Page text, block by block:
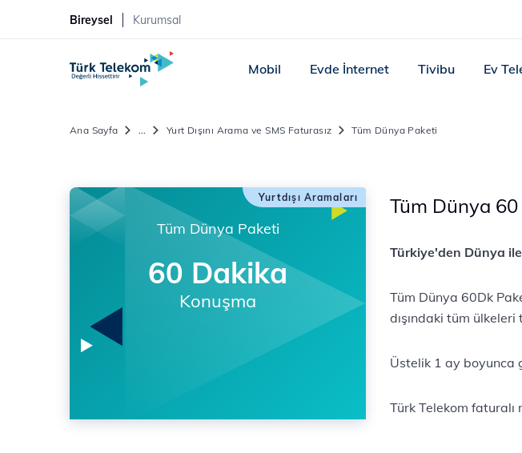
Bireysel Kurumsal
Mobil Evde İnternet Tivibu Ev
Ana Sayfa ... Yurt Dışını Arama ve SMS Faturasız Tüm Dünya Paketi
Yurtdışı Aramaları
Tüm Dünya Paketi
60 Dakika
Konuşma
Tüm Dünya
Türkiye'den Dünya
Tüm Dünya 60Dk
dışındaki tüm
Üstelik 1 ay boyunca
Türk Telekom